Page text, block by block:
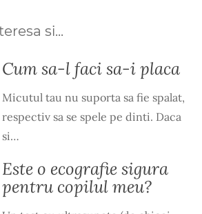
si...
Cum sa-l faci sa-i placa
Micutul tau nu suporta sa fie spalat,
respectiv sa se spele pe dinti. Daca
si…
Este o ecografie sigura
pentru copilul meu?